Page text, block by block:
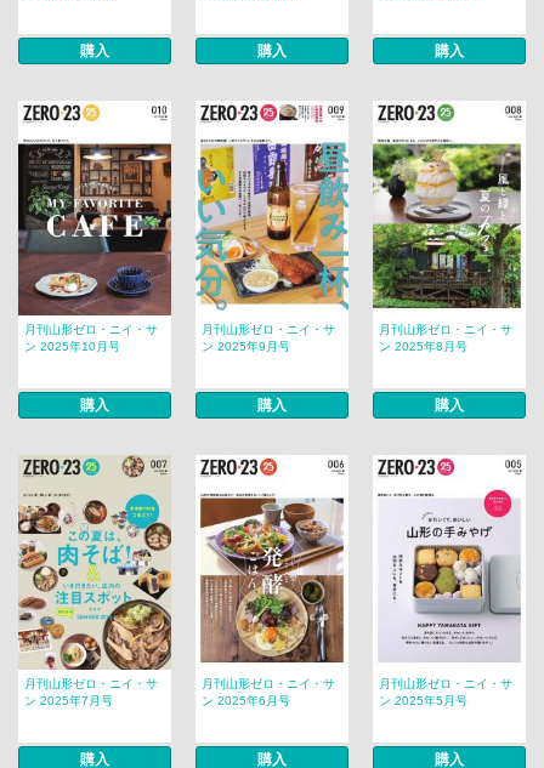
購入 購入 購入
月刊山形ゼロ・ニイ・サ
ン 2025年10月号
購入
月刊山形ゼロ・ニイ・サ
ン 2025年9月号
購入
月刊山形ゼロ・ニイ・サ
ン 2025年8月号
購入
月刊山形ゼロ・ニイ・サ
ン 2025年7月号
購入
月刊山形ゼロ・ニイ・サ
ン 2025年6月号
購入
月刊山形ゼロ・ニイ・サ
ン 2025年5月号
購入